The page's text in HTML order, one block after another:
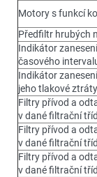
Motory s funkcí
Předfiltr hrubých
Indikátor
časového
Indikátor
jeho tlakové ztráty
Filtry přívod a
v dané filtrační
Filtry přívod a
v dané filtrační
Filtry přívod a
v dané filtrační